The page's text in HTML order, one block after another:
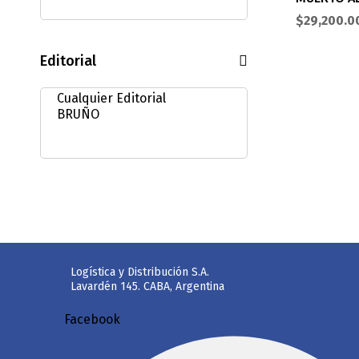
Editorial
$
Logística y Distribución S.A.
Lavardén 145. CABA, Argentina
Facebook